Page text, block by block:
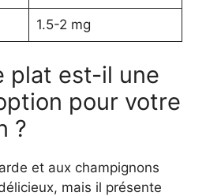
1.5-2 mg
plat est-il une
pour votre
?
et aux champignons
mais il présente